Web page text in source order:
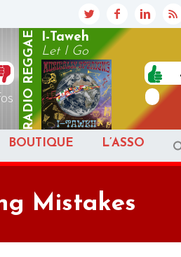
RADIO
REGGAE
I-Taweh
Let I Go
BOUTIQUE L’ASSO
Mistakes